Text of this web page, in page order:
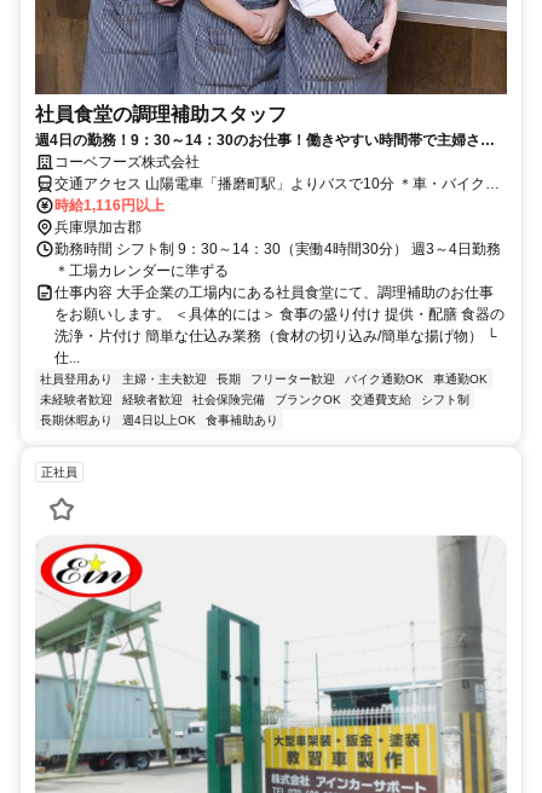
社員食堂の調理補助スタッフ
週4日の勤務！9：30～14：30のお仕事！働きやすい時間帯で主婦さん
や子育てママも活躍中！未経験からでも活躍できるお仕事です〇
コーベフーズ株式会社
交通アクセス 山陽電車「播磨町駅」よりバスで10分 ＊車・バイク・
自転車通勤OK！
時給1,116円以上
兵庫県加古郡
勤務時間 シフト制 9：30～14：30（実働4時間30分） 週3～4日勤務
＊工場カレンダーに準ずる
仕事内容 大手企業の工場内にある社員食堂にて、調理補助のお仕事
をお願いします。 ＜具体的には＞ 食事の盛り付け 提供・配膳 食器の
洗浄・片付け 簡単な仕込み業務（食材の切り込み/簡単な揚げ物） └
仕...
社員登用あり 主婦・主夫歓迎 長期 フリーター歓迎 バイク通勤OK
車通勤OK
未経験者歓迎
経験者歓迎 社会保険完備 ブランクOK 交通費支給
シフト制
長期休暇あり
週4日以上OK 食事補助あり
正社員